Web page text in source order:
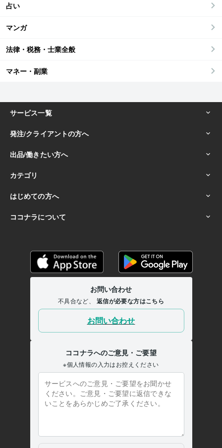
占い
マンガ
法律・税務・士業全般
マネー・副業